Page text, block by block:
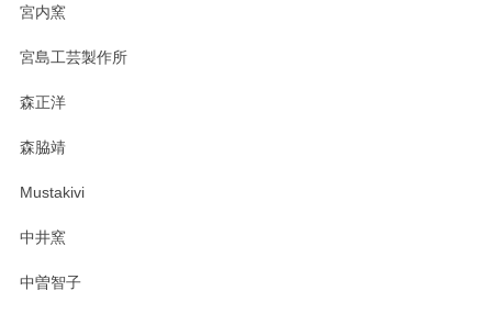
宮内窯
宮島工芸製作所
森正洋
森脇靖
Mustakivi
中井窯
中曽智子